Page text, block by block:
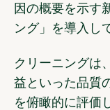
因の概要を示す
ング」を導入し
クリーニングは
益といった品質
を俯瞰的に評価